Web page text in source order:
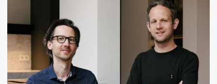
ruim bijgebouw én zwembad. Samenwerking met